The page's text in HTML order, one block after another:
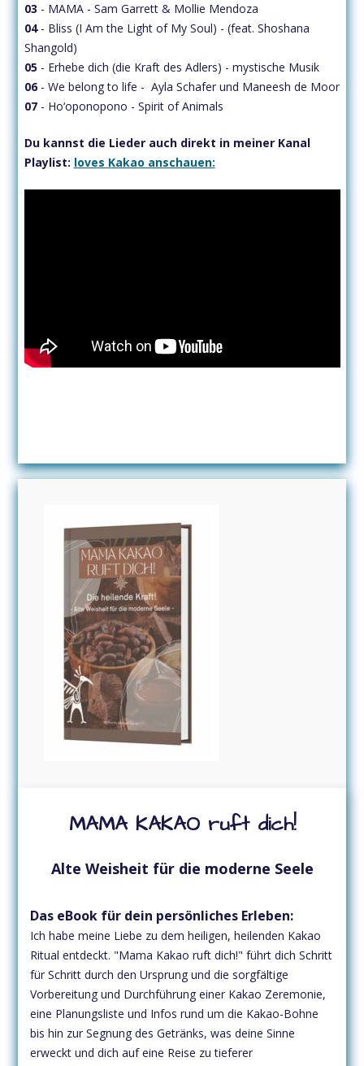
03 - MAMA - Sam Garrett & Mollie Mendoza
04- Bliss (I Am the Light of My Soul) - (feat. Shoshana
Shangold)
05 - Erhebe dich (die Kraft des Adlers) - mystische Musik
06- We belong to life - Ayla Schafer und Maneesh de Moor
07 - Ho‘oponopono - Spirit of Animals
Du kannst die Lieder auch direkt in meiner Kanal
Playlist: loves Kakao anschauen:
MAMA KAKAO ruft dich!
Alte Weisheit für die moderne Seele
Das eBook für dein persönliches Erleben:
Ich habe meine Liebe zu dem heiligen, heilenden Kakao
Ritual entdeckt. "Mama Kakao ruft dich!" führt dich Schritt
für Schritt durch den Ursprung und die sorgfältige
Vorbereitung und Durchführung einer Kakao Zeremonie,
eine Planungsliste und Infos rund um die Kakao-Bohne
bis hin zur Segnung des Getränks, was deine Sinne
erweckt und dich auf eine Reise zu tieferer